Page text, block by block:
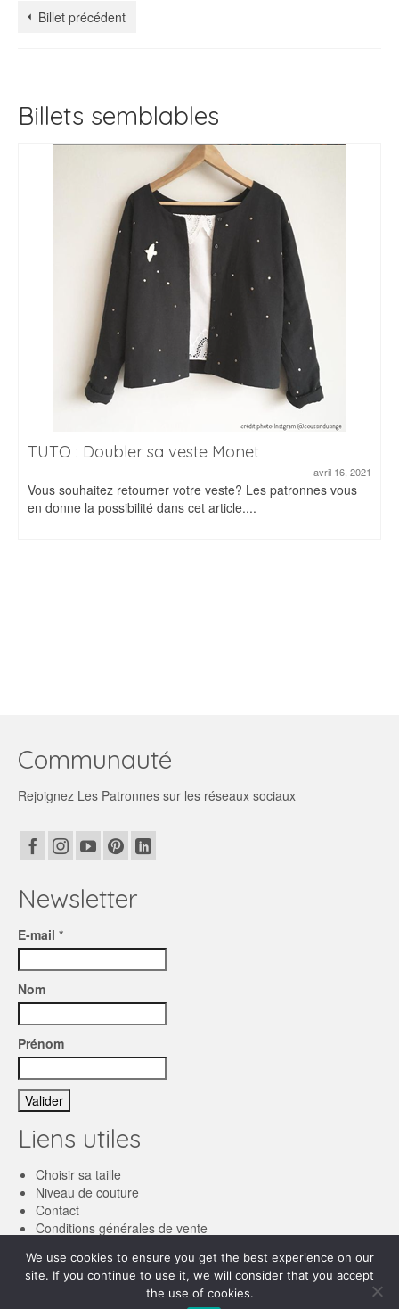
Billet précédent
Billets semblables
TUTO : Doubler sa veste Monet
avril 16, 2021
Vous souhaitez retourner votre veste? Les patronnes vous
en donne la possibilité dans cet article....
Communauté
Rejoignez Les Patronnes sur les réseaux sociaux
Newsletter
E-mail *
Nom
Prénom
Liens utiles
Choisir sa taille
Niveau de couture
Contact
Conditions générales de vente
We use cookies to ensure you get the best experience on our
site. If you continue to use it, we will consider that you accept
the use of cookies.